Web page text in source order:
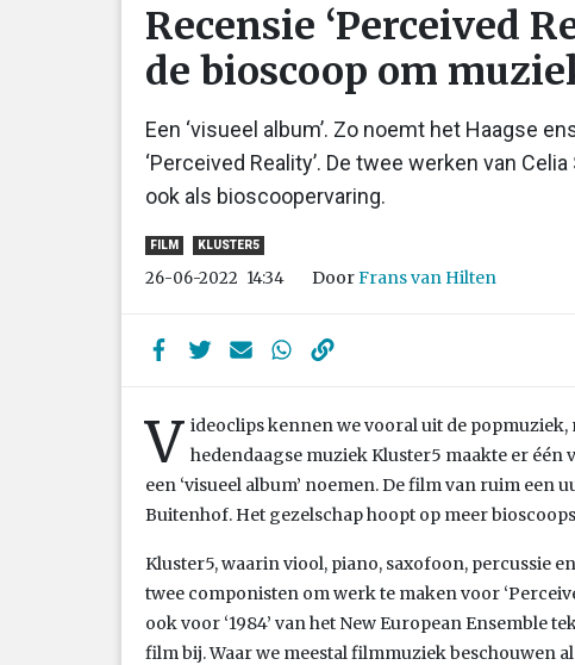
Recensie ‘Perceived
de bioscoop om
Een ‘visueel album’. Zo noemt het Haagse
‘Perceived Reality’. De twee werken van
ook als bioscoopervaring.
FILM KLUSTER5
26-06-2022 14:34 DoorFrans van Hilten
V ideoclips kennen we vooral uit de popmuziek,
hedendaagse muziek Kluster5 maakte er één
een ‘visueel album’ noemen. De film van ruim een
Buitenhof. Het gezelschap hoopt op meer
Kluster5, waarin viool, piano, saxofoon, percussie
twee componisten om werk te maken voor
ook voor ‘1984’ van het New European Ensemble
film bij. Waar we meestal filmmuziek beschouwen